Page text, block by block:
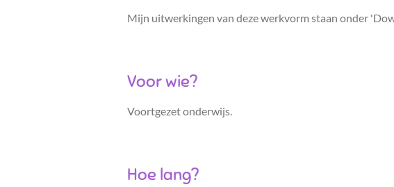
Mijn uitwerkingen van deze werkvorm staan onder
Voor wie?
Voortgezet onderwijs.
Hoe lang?